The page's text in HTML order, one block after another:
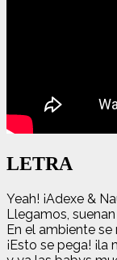
LETRA
Yeah! ¡Adexe &
Llegamos, suenan
En el ambiente se
¡Esto se pega!